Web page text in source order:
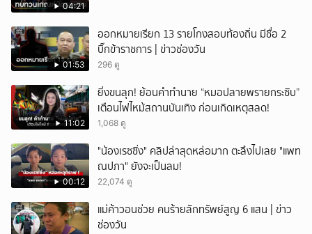
04:21
01:53
ออกหมายเรียก 13 รายโกงสอบท้องถิ่น มีชื่อ 2
บิ๊กข้าราชการ | ข่าวช่องวัน
296 ดู
11:02
ยิ่งขนลุก! ย้อนคำทำนาย “หมอปลายพรายกระซิบ”
เตือนไฟไหม้สถานบันเทิง ก่อนเกิดเหตุสลด!
1,068 ดู
00:12
"น้องเรซซิ่ง" คลิปล่าสุดหล่อมาก ตะลึงไปเลย "แพท
ณปภา" ยังจะเป็นลม!
22,074 ดู
แม่ค้าวอนช่วย คนร้ายลักทรัพย์สูญ 6 แสน | ข่าว
ช่องวัน